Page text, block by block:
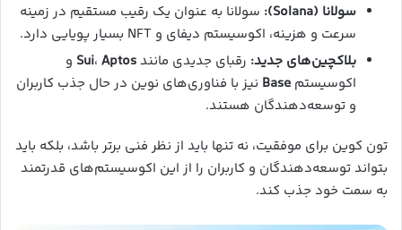
سولانا (Solana):
سولانا به عنوان یک رقیب مستقیم در زمینه
سرعت و هزینه، اکوسیستم دیفای و NFT بسیار پویایی دارد.
بلاکچین‌های جدید: رقبای جدیدی مانند Sui، Aptos
و
اکوسیستم Base نیز با فناوری‌های نوین در حال جذب کاربران
و توسعه‌دهندگان هستند.
تون کوین برای موفقیت، نه تنها باید از نظر فنی برتر باشد، بلکه باید
بتواند توسعه‌دهندگان و کاربران را از این اکوسیستم‌های قدرتمند
به سمت خود جذب کند.